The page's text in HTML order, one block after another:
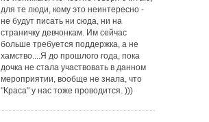
для те люди, кому это неинтересно -
не будут писать ни сюда, ни на
страничку девчонкам. Им сейчас
больше требуется поддержка, а не
хамство....Я до прошлого года, пока
дочка не стала участвовать в данном
мероприятии, вообще не знала, что
"Краса" у нас тоже проводится. )))